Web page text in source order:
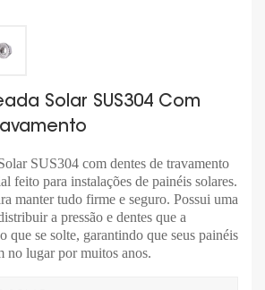
Solar SUS304 Com
SUS304 com dentes de travamento
feito para instalações de painéis solares.
manter tudo firme e seguro. Possui uma
a pressão e dentes que a
que se solte, garantindo que seus painéis
no lugar por muitos anos.